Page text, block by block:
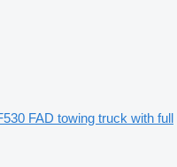
FAD towing truck with full